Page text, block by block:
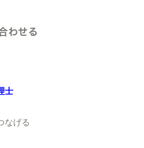
わせる
士
なげる